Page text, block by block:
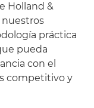
Holland &
nuestros
práctica
pueda
con el
competitivo y